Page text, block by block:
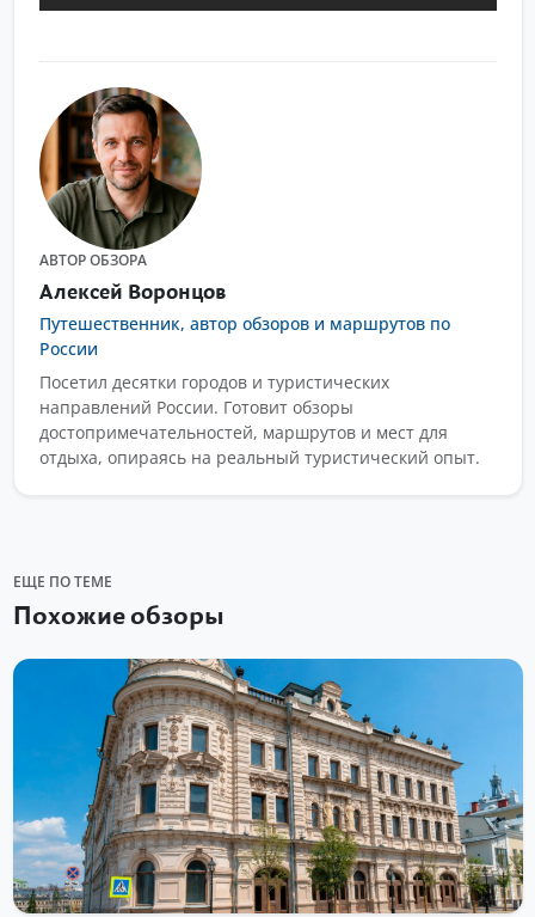
АВТОР ОБЗОРА
Алексей Воронцов
Путешественник, автор обзоров и маршрутов по
России
Посетил десятки городов и туристических
направлений России. Готовит обзоры
достопримечательностей, маршрутов и мест для
отдыха, опираясь на реальный туристический опыт.
ЕЩЕ ПО ТЕМЕ
Похожие обзоры
ДОСТОПРИМЕЧАТЕЛЬНОСТИ
Александровский пассаж
Александровский пассаж — историческое здание на
Кремлёвской улице в Казани с кариатидами, куполом, часами и
сложной судьбой. В...
Читать далее